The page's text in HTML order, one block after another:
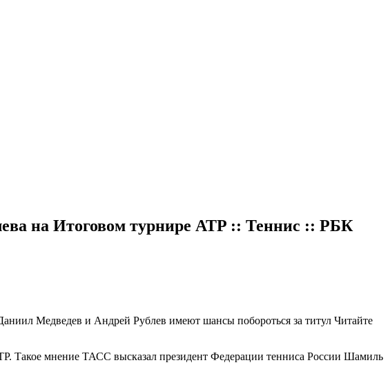
на Итоговом турнире ATP :: Теннис :: РБК
Медведев и Андрей Рублев имеют шансы побороться за титул Читайте
Такое мнение ТАСС высказал президент Федерации тенниса России Шамиль